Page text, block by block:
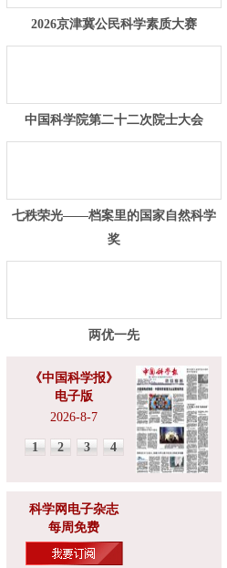
2026京津冀公民科学素质大赛
中国科学院第二十二次院士大会
七秩荣光——档案里的国家自然科学
奖
两优一先
《中国科学报》
电子版
2026-8-7
1 2 3 4
科学网电子杂志
每周免费